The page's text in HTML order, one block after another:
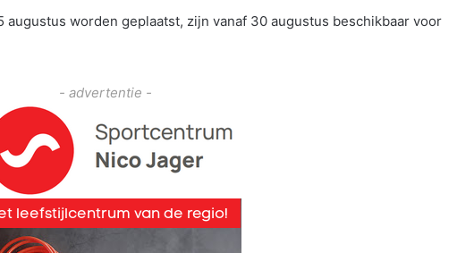
augustus worden geplaatst, zijn vanaf 30 augustus beschikbaar voor
- advertentie -